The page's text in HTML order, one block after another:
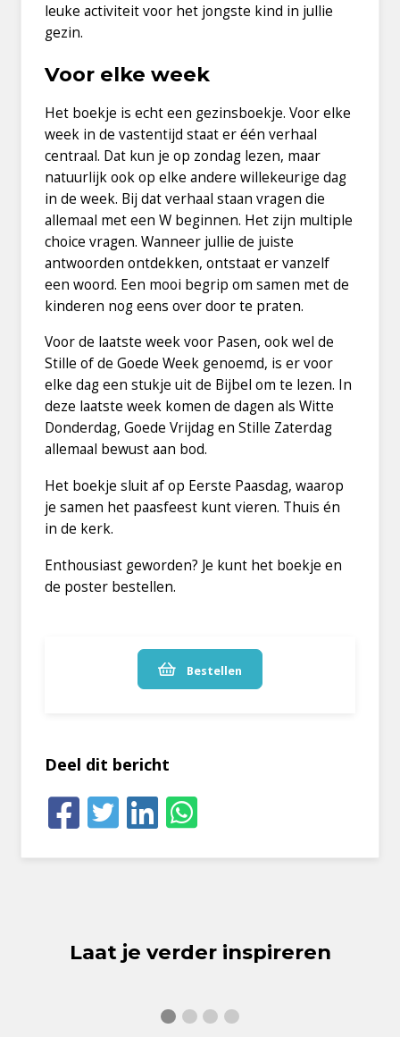
leuke activiteit voor het jongste kind in jullie
gezin.
Voor elke week
Het boekje is echt een gezinsboekje. Voor elke
week in de vastentijd staat er één verhaal
centraal. Dat kun je op zondag lezen, maar
natuurlijk ook op elke andere willekeurige dag
in de week. Bij dat verhaal staan vragen die
allemaal met een W beginnen. Het zijn multiple
choice vragen. Wanneer jullie de juiste
antwoorden ontdekken, ontstaat er vanzelf
een woord. Een mooi begrip om samen met de
kinderen nog eens over door te praten.
Voor de laatste week voor Pasen, ook wel de
Stille of de Goede Week genoemd, is er voor
elke dag een stukje uit de Bijbel om te lezen. In
deze laatste week komen de dagen als Witte
Donderdag, Goede Vrijdag en Stille Zaterdag
allemaal bewust aan bod.
Het boekje sluit af op Eerste Paasdag, waarop
je samen het paasfeest kunt vieren. Thuis én
in de kerk.
Enthousiast geworden? Je kunt het boekje en
de poster bestellen.
Bestellen
Deel dit bericht
Laat je verder inspireren